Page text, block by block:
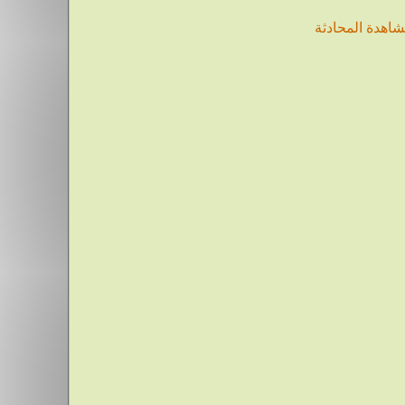
المحادثة